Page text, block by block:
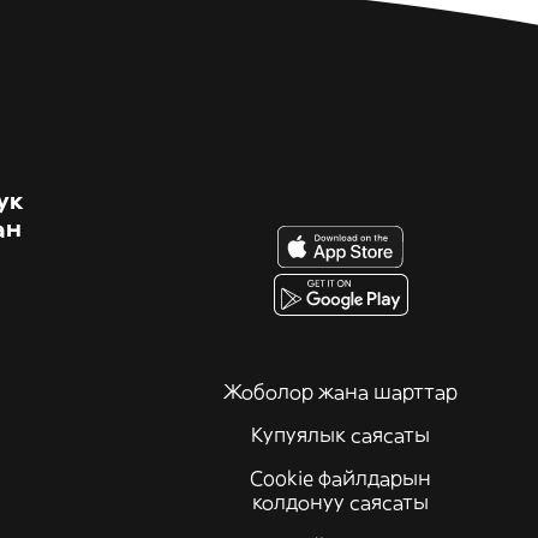
Жоболор жана шарттар
Купуялык саясаты
Cookie файлдарын
колдонуу саясаты